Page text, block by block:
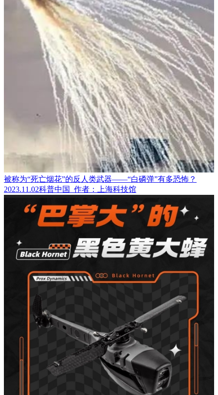
被称为“死亡烟花”的反人类武器——“白磷弹”有多恐怖？
2023.11.02科普中国 作者：上海科技馆